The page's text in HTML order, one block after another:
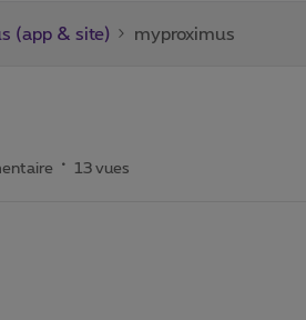
(app & site) myproximus
13 vues